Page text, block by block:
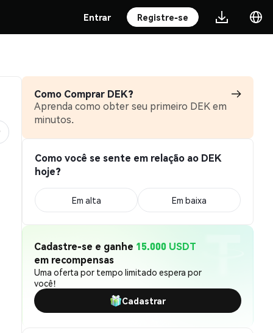
Entrar Registre-se
Como Comprar DEK?
Aprenda como obter seu primeiro DEK em
minutos.
Como você se sente em relação ao DEK
hoje?
Em alta Em baixa
Cadastre-se e ganhe 15.000 USDT
em recompensas
Uma oferta por tempo limitado espera por
você!
Cadastrar